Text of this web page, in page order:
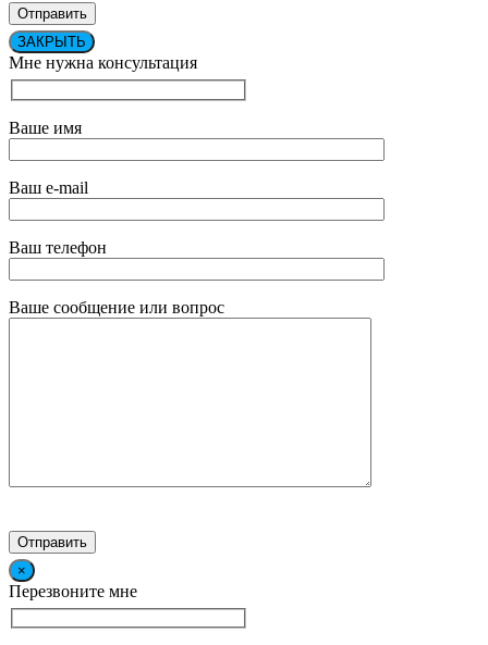
ЗАКРЫТЬ
Мне нужна консультация
Ваше имя
Ваш e-mail
Ваш телефон
Ваше сообщение или вопрос
×
Перезвоните мне